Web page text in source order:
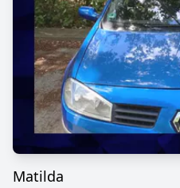
Matilda